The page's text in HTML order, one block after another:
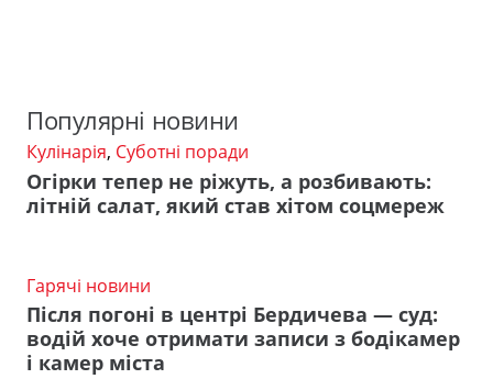
Популярні новини
Кулінарія, Суботні поради
Огірки тепер не ріжуть, а розбивають:
літній салат, який став хітом соцмереж
Гарячі новини
Після погоні в центрі Бердичева — суд:
водій хоче отримати записи з бодікамер
і камер міста